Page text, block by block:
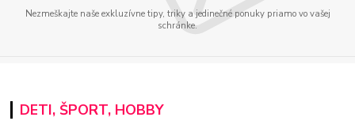
Nezmeškajte naše exkluzívne tipy, triky a jedinečné ponuky priamo vo vašej
schránke.
DETI, ŠPORT, HOBBY